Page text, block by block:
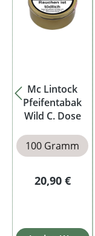
Mc Lintock
Pfeifentabak
Wild C. Dose
100 Gramm
Regulärer
20,90 €